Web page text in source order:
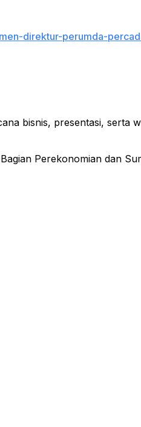
direktur-perumda-
bisnis, presentasi, serta
Perekonomian dan